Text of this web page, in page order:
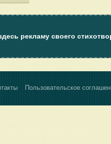
рекламу своего
Пользовательское